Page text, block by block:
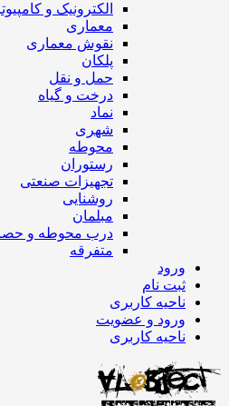
الکترونیک و کامپیوتر
معماری
نقوش معماری
پلکان
حمل و نقل
درخت و گیاه
نماد
شهری
محوطه
رستوران
تجهیزات صنعتی
روشنایی
مبلمان
درب محوطه و حصار
متفرقه
ورود
ثبت نام
ناحیه کاربری
ورود و عضویت
ناحیه کاربری